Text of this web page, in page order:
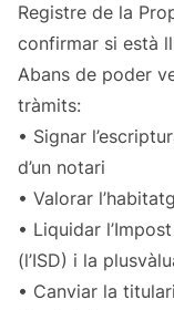
Registre de la
confirmar si està
Abans de poder
tràmits:
• Signar
d’un notari
• Valorar
• Liquidar
(l’ISD) i la
• Canviar la